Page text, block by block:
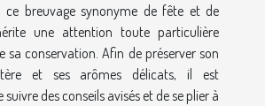
ce breuvage synonyme de fête et de
une attention toute particulière
sa conservation. Afin de préserver son
et ses arômes délicats, il est
des conseils avisés et de se plier à